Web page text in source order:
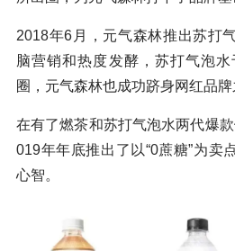
2018年6月，元气森林推出苏打
脑营销和热度发酵，苏打气泡
圈，元气森林也成功跻身网红品牌
在有了燃茶和苏打气泡水两代爆
019年年底推出了以“0蔗糖”为卖
心智。